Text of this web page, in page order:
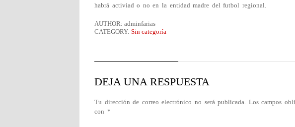
habrá activiad o no en la entidad madre del futbol regional.
AUTHOR: adminfarias
CATEGORY: Sin categoría
DEJA UNA RESPUESTA
Tu dirección de correo electrónico no será publicada. Los campos
con *